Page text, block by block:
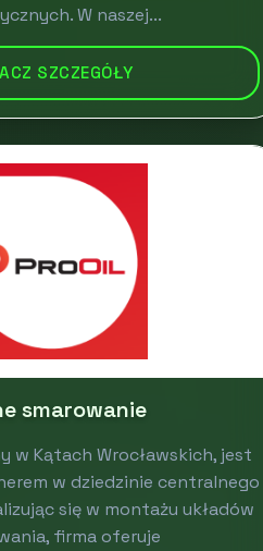
W naszej...
SZCZEGÓŁY
smarowanie
w Kątach Wrocławskich, jest
w dziedzinie centralnego
się w montażu układów
firma oferuje